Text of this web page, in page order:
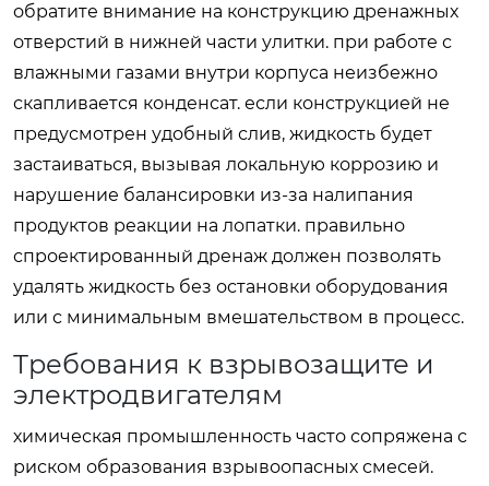
обратите внимание на конструкцию дренажных
отверстий в нижней части улитки. при работе с
влажными газами внутри корпуса неизбежно
скапливается конденсат. если конструкцией не
предусмотрен удобный слив, жидкость будет
застаиваться, вызывая локальную коррозию и
нарушение балансировки из-за налипания
продуктов реакции на лопатки. правильно
спроектированный дренаж должен позволять
удалять жидкость без остановки оборудования
или с минимальным вмешательством в процесс.
Требования к взрывозащите и
электродвигателям
химическая промышленность часто сопряжена с
риском образования взрывоопасных смесей.